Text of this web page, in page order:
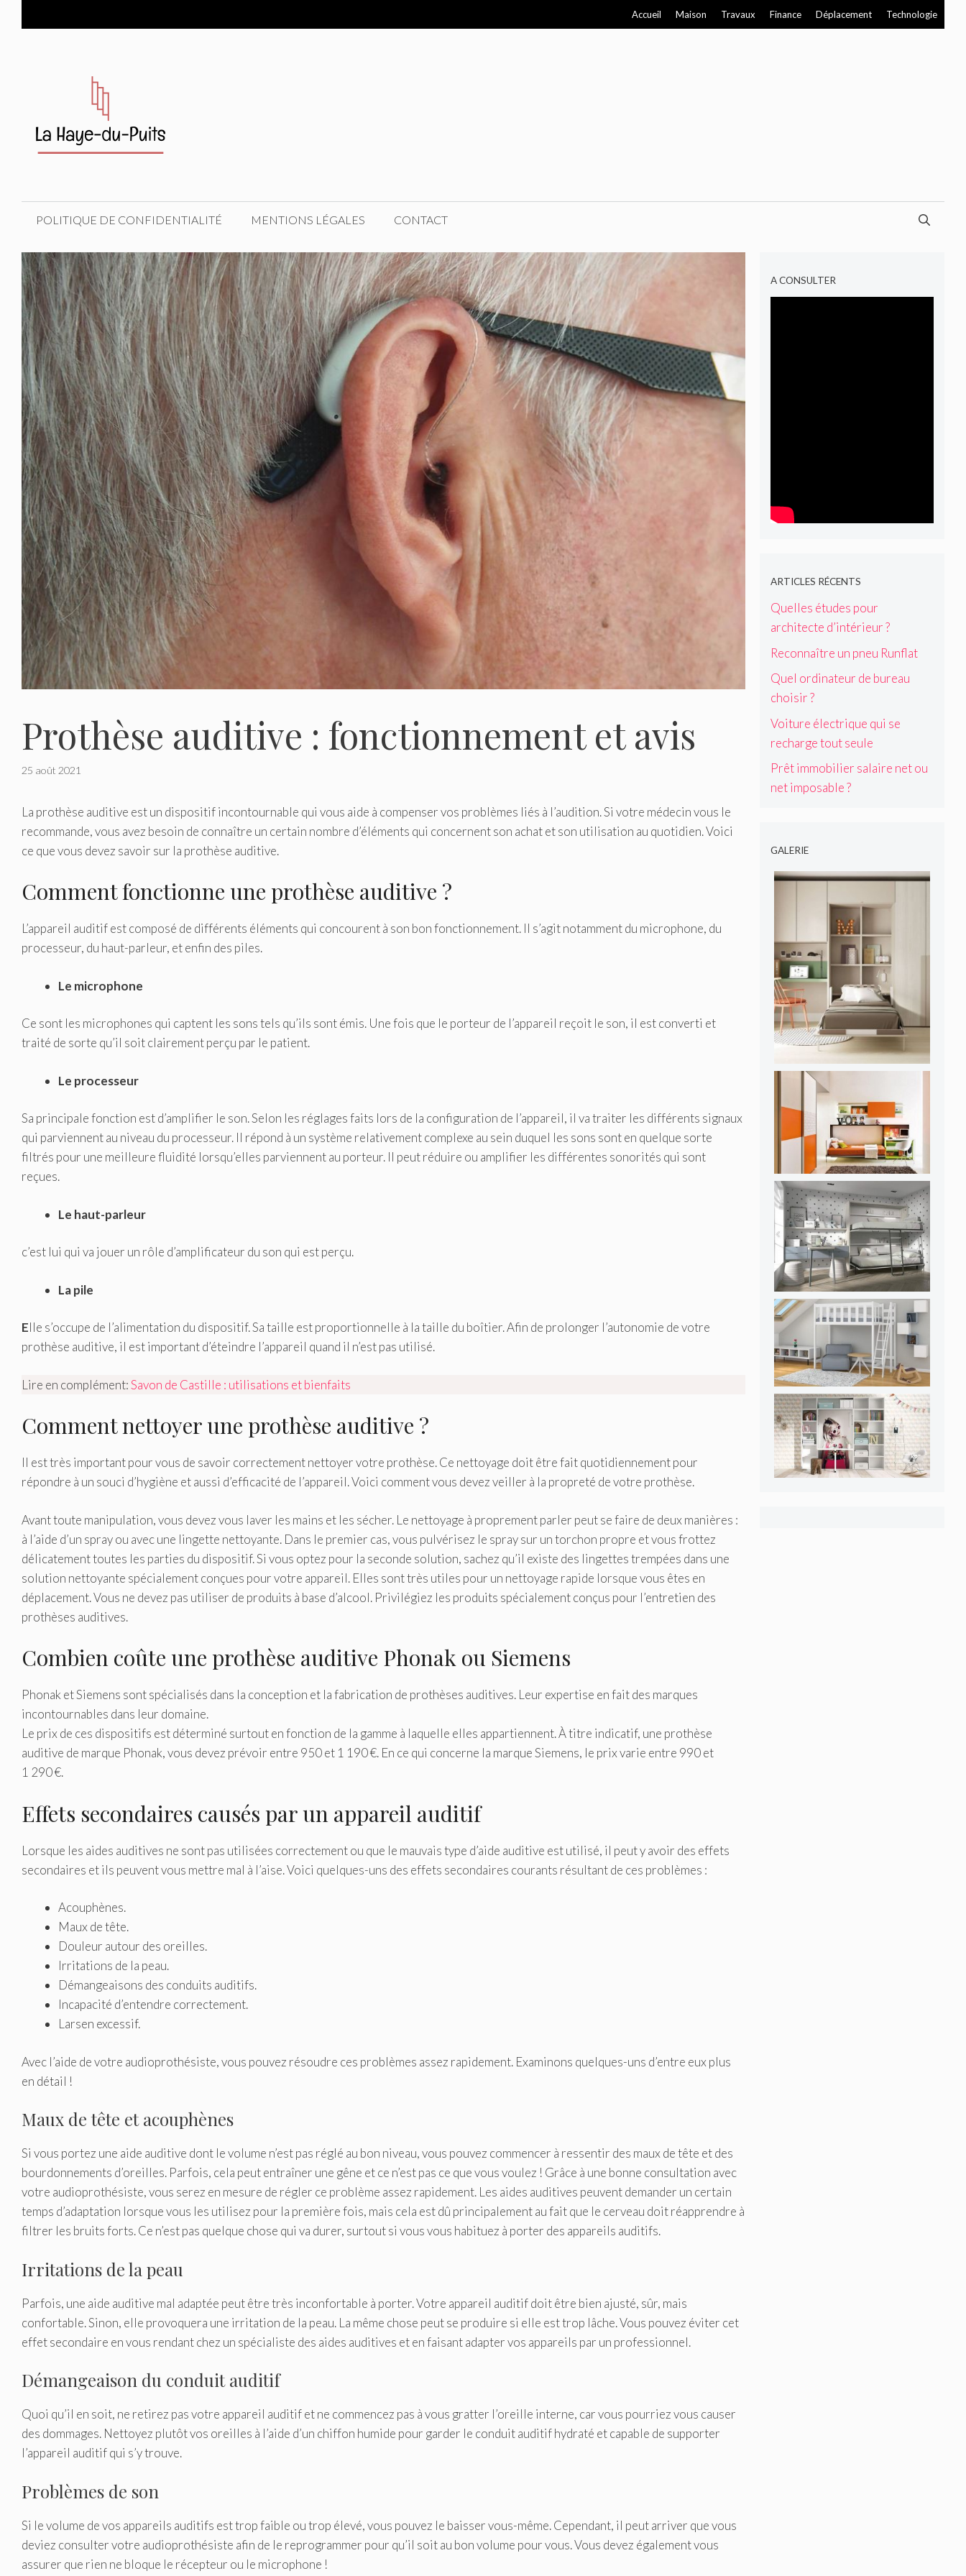
au
Accueil Maison Travaux Finance Déplacement Technologie
POLITIQUE DE CONFIDENTIALITÉ MENTIONS LÉGALES CONTACT
Prothèse auditive : fonctionnement et avis
25 août 2021
La prothèse auditive est un dispositif incontournable qui vous aide à compenser vos problèmes liés à l’audition. Si votre médecin vous le
recommande, vous avez besoin de connaître un certain nombre d’éléments qui concernent son achat et son utilisation au quotidien. Voici
ce que vous devez savoir sur la prothèse auditive.
Comment fonctionne une prothèse auditive ?
L’appareil auditif est composé de différents éléments qui concourent à son bon fonctionnement. Il s’agit notamment du microphone, du
processeur, du haut-parleur, et enfin des piles.
Le microphone
Ce sont les microphones qui captent les sons tels qu’ils sont émis. Une fois que le porteur de l’appareil reçoit le son, il est converti et
traité de sorte qu’il soit clairement perçu par le patient.
Le processeur
Sa principale fonction est d’amplifier le son. Selon les réglages faits lors de la configuration de l’appareil, il va traiter les différents signaux
qui parviennent au niveau du processeur. Il répond à un système relativement complexe au sein duquel les sons sont en quelque sorte
filtrés pour une meilleure fluidité lorsqu’elles parviennent au porteur. Il peut réduire ou amplifier les différentes sonorités qui sont
reçues.
Le haut-parleur
c’est lui qui va jouer un rôle d’amplificateur du son qui est perçu.
La pile
Elle s’occupe de l’alimentation du dispositif. Sa taille est proportionnelle à la taille du boîtier. Afin de prolonger l’autonomie de votre
prothèse auditive, il est important d’éteindre l’appareil quand il n’est pas utilisé.
Lire en complément:Savon de Castille : utilisations et bienfaits
Comment nettoyer une prothèse auditive ?
Il est très important pour vous de savoir correctement nettoyer votre prothèse. Ce nettoyage doit être fait quotidiennement pour
répondre à un souci d’hygiène et aussi d’efficacité de l’appareil. Voici comment vous devez veiller à la propreté de votre prothèse.
Avant toute manipulation, vous devez vous laver les mains et les sécher. Le nettoyage à proprement parler peut se faire de deux manières :
à l’aide d’un spray ou avec une lingette nettoyante. Dans le premier cas, vous pulvérisez le spray sur un torchon propre et vous frottez
délicatement toutes les parties du dispositif. Si vous optez pour la seconde solution, sachez qu’il existe des lingettes trempées dans une
solution nettoyante spécialement conçues pour votre appareil. Elles sont très utiles pour un nettoyage rapide lorsque vous êtes en
déplacement. Vous ne devez pas utiliser de produits à base d’alcool. Privilégiez les produits spécialement conçus pour l’entretien des
prothèses auditives.
Combien coûte une prothèse auditive Phonak ou Siemens
Phonak et Siemens sont spécialisés dans la conception et la fabrication de prothèses auditives. Leur expertise en fait des marques
incontournables dans leur domaine.
Le prix de ces dispositifs est déterminé surtout en fonction de la gamme à laquelle elles appartiennent. À titre indicatif, une prothèse
auditive de marque Phonak, vous devez prévoir entre 950 et 1 190 €. En ce qui concerne la marque Siemens, le prix varie entre 990 et
1 290 €.
Effets secondaires causés par un appareil auditif
Lorsque les aides auditives ne sont pas utilisées correctement ou que le mauvais type d’aide auditive est utilisé, il peut y avoir des effets
secondaires et ils peuvent vous mettre mal à l’aise. Voici quelques-uns des effets secondaires courants résultant de ces problèmes :
Acouphènes.
Maux de tête.
Douleur autour des oreilles.
Irritations de la peau.
Démangeaisons des conduits auditifs.
Incapacité d’entendre correctement.
Larsen excessif.
Avec l’aide de votre audioprothésiste, vous pouvez résoudre ces problèmes assez rapidement. Examinons quelques-uns d’entre eux plus
en détail !
Maux de tête et acouphènes
Si vous portez une aide auditive dont le volume n’est pas réglé au bon niveau, vous pouvez commencer à ressentir des maux de tête et des
bourdonnements d’oreilles. Parfois, cela peut entraîner une gêne et ce n’est pas ce que vous voulez ! Grâce à une bonne consultation avec
votre audioprothésiste, vous serez en mesure de régler ce problème assez rapidement. Les aides auditives peuvent demander un certain
temps d’adaptation lorsque vous les utilisez pour la première fois, mais cela est dû principalement au fait que le cerveau doit réapprendre à
filtrer les bruits forts. Ce n’est pas quelque chose qui va durer, surtout si vous vous habituez à porter des appareils auditifs.
Irritations de la peau
Parfois, une aide auditive mal adaptée peut être très inconfortable à porter. Votre appareil auditif doit être bien ajusté, sûr, mais
confortable. Sinon, elle provoquera une irritation de la peau. La même chose peut se produire si elle est trop lâche. Vous pouvez éviter cet
effet secondaire en vous rendant chez un spécialiste des aides auditives et en faisant adapter vos appareils par un professionnel.
Démangeaison du conduit auditif
Quoi qu’il en soit, ne retirez pas votre appareil auditif et ne commencez pas à vous gratter l’oreille interne, car vous pourriez vous causer
des dommages. Nettoyez plutôt vos oreilles à l’aide d’un chiffon humide pour garder le conduit auditif hydraté et capable de supporter
l’appareil auditif qui s’y trouve.
Problèmes de son
Si le volume de vos appareils auditifs est trop faible ou trop élevé, vous pouvez le baisser vous-même. Cependant, il peut arriver que vous
deviez consulter votre audioprothésiste afin de le reprogrammer pour qu’il soit au bon volume pour vous. Vous devez également vous
assurer que rien ne bloque le récepteur ou le microphone !
A CONSULTER
ARTICLES RÉCENTS
Quelles études pour
architecte d’intérieur ?
Reconnaître un pneu Runflat
Quel ordinateur de bureau
choisir ?
Voiture électrique qui se
recharge tout seule
Prêt immobilier salaire net ou
net imposable ?
GALERIE